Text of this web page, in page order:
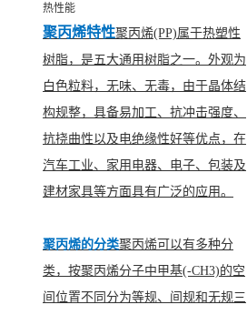
热性能
聚丙烯特性聚丙烯(PP)属于热塑性
树脂，是五大通用树脂之一。外观为
白色粒料，无味、无毒，由于晶体结
构规整，具备易加工、抗冲击强度、
抗挠曲性以及电绝缘性好等优点，在
汽车工业、家用电器、电子、包装及
建材家具等方面具有广泛的应用。
聚丙烯的分类聚丙烯可以有多种分
类，按聚丙烯分子中甲基(-CH3)的空
间位置不同分为等规、间规和无规三